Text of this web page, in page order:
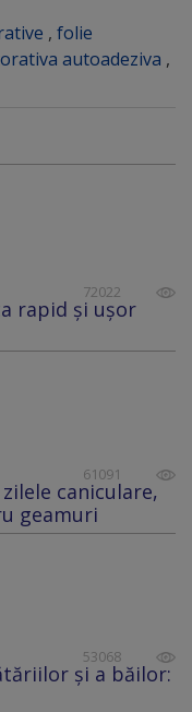
, folie
autoadeziva ,
72022
rapid și ușor
61091
caniculare,
geamuri
53068
și a băilor: